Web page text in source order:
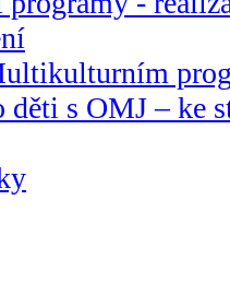
děti s OMJ – ke